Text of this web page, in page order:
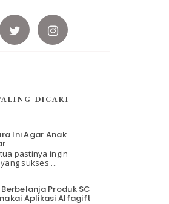
DICARI
Ini Agar Anak
pastinya ingin
sukses ...
Produk SC
Aplikasi Alfagift